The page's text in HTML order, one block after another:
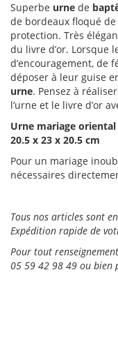
Superbe urne de
de bordeaux floqué
protection. Très
du livre d’or. Lorsque
d’encouragement, de
déposer à leur guise
urne. Pensez à
l’urne et le livre d’or
Urne mariage
20.5 x 23 x 20.5 cm
Pour un mariage
nécessaires
Tous nos articles sont
Expédition rapide de
Pour tout
05 59 42 98 49 ou bien